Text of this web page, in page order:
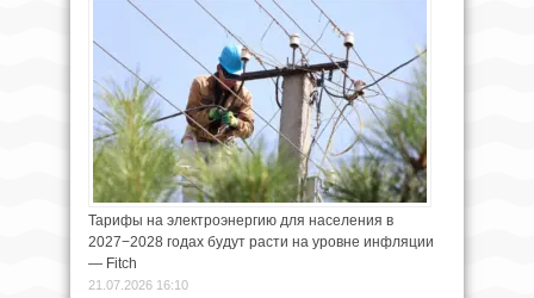
Тарифы на электроэнергию для населения в
2027−2028 годах будут расти на уровне инфляции
— Fitch
21.07.2026 16:10